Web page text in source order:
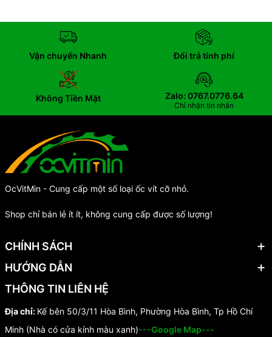
Vận chuyển Nhanh Đổi trả tính phí
Không Tiền Mặt Zalo: 0767.0776.64
Chỉ nhận tin nhắn
OcVitMin - Cung cấp một số loại ốc vít cỡ nhỏ.
Shop chỉ bán lẻ ít ít, không cung cấp được số lượng!
CHÍNH SÁCH
HƯỚNG DẪN
THÔNG TIN LIÊN HỆ
Địa chỉ: Kế bên 50/3/11 Hòa Bình, Phường Hòa Bình, Tp Hồ Chí
Minh (Nhà có cửa kính màu xanh)---Google Map---